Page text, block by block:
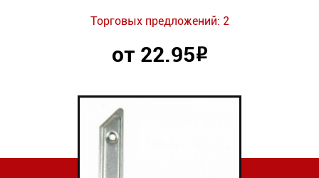
Торговых предложений: 2
от 22.95Р